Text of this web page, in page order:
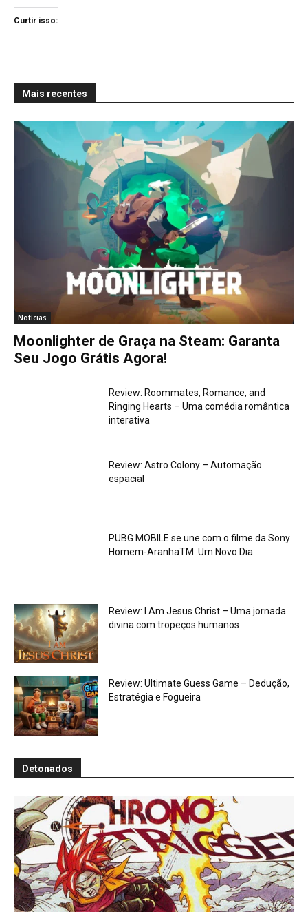
Curtir isso:
Mais recentes
Notícias
Moonlighter de Graça na Steam: Garanta
Seu Jogo Grátis Agora!
Review: Roommates, Romance, and
Ringing Hearts – Uma comédia romântica
interativa
Review: Astro Colony – Automação
espacial
PUBG MOBILE se une com o filme da Sony
Homem-AranhaTM: Um Novo Dia
Review: I Am Jesus Christ – Uma jornada
divina com tropeços humanos
Review: Ultimate Guess Game – Dedução,
Estratégia e Fogueira
Detonados